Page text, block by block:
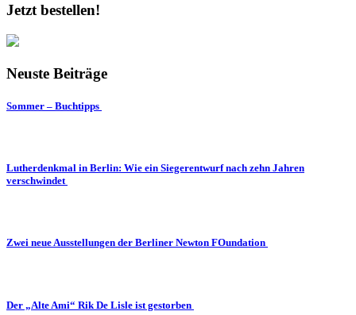
Jetzt bestellen!
Neuste Beiträge
Sommer – Buchtipps
Lutherdenkmal in Berlin: Wie ein Siegerentwurf nach zehn Jahren
verschwindet
Zwei neue Ausstellungen der Berliner Newton FOundation
Der „Alte Ami“ Rik De Lisle ist gestorben